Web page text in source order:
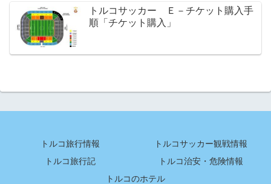
トルコサッカー Ｅ－チケット購入手
順「チケット購入」
トルコ旅行情報
トルコサッカー観戦情報
トルコ旅行記
トルコ治安・危険情報
トルコのホテル